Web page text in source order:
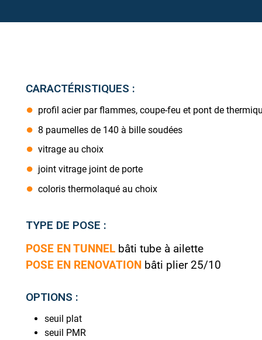
CARACTÉRISTIQUES :
profil acier par flammes, coupe-feu et pont de
8 paumelles de 140 à bille soudées
vitrage au choix
joint vitrage joint de porte
coloris thermolaqué au choix
TYPE DE POSE :
POSE EN TUNNEL bâti tube à ailette
POSE EN RENOVATION bâti plier 25/10
OPTIONS :
seuil plat
seuil PMR